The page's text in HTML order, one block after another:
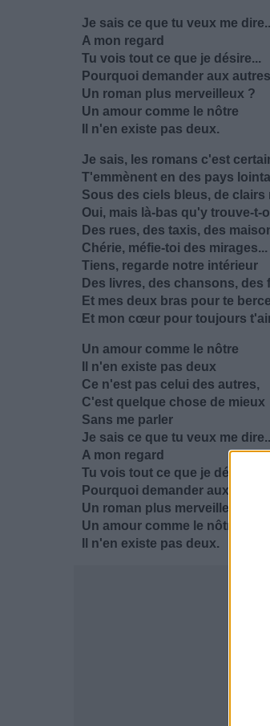
Je sais ce que tu veux me
A mon regard
Tu vois tout ce que je désire...
Pourquoi demander aux autres
Un roman plus merveilleux ?
Un amour comme le nôtre
Il n'en existe pas deux.
Je sais, les romans c'est
T'emmènent en des pays
Sous des ciels bleus, de clairs
Oui, mais là-bas qu'y trouve-t-
Des rues, des taxis, des
Chérie, méfie-toi des mirages...
Tiens, regarde notre intérieur
Des livres, des chansons, des
Et mes deux bras pour te
Et mon cœur pour toujours
Un amour comme le nôtre
Il n'en existe pas deux
Ce n'est pas celui des autres,
C'est quelque chose de mieux
Sans me parler
Je sais ce que tu veux me
A mon regard
Tu vois tout ce que je désire...
Pourquoi demander aux autres
Un roman plus merveilleux ?
Un amour comme le nôtre
Il n'en existe pas deux.